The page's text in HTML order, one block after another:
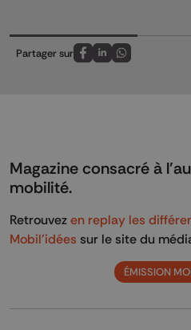
Partager sur
Partagez sur FaceBook
Partagez sur
Partagez sur
Magazine consacré à
mobilité.
Retrouvez en replay les
Mobil'idées sur le site du
ÉMISSION